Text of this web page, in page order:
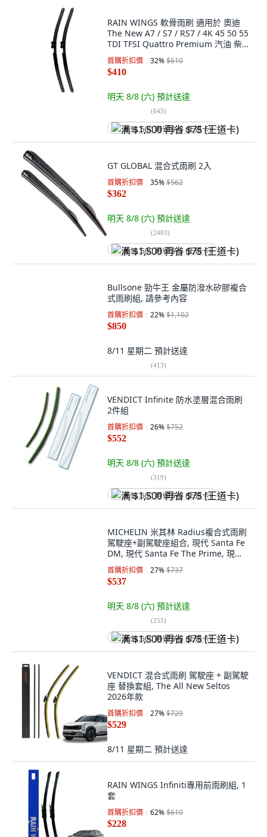
RAIN WINGS 軟骨雨刷 適用於 奧迪
The New A7 / S7 / RS7 / 4K 45 50 55
TDI TFSI Quattro Premium 汽油 柴
油 2020年款~至今, 奧迪 The New A7
/ S7 / RS7 (2020年至今)
首購折扣價 32%$610
$410
明天 8/8 (六) 預計送達
(645)
满 $1,500 再省 $75 (王道卡)
GT GLOBAL 混合式雨刷 2入
首購折扣價 35%$562
$362
明天 8/8 (六) 預計送達
(2493)
满 $1,500 再省 $75 (王道卡)
Bullsone 勁牛王 金屬防潑水矽膠複合
式雨刷組, 請參考內容
首購折扣價 22%$1,102
$850
8/11 星期二 預計送達
(413)
VENDICT Infinite 防水塗層混合雨刷
2件組
首購折扣價 26%$752
$552
明天 8/8 (六) 預計送達
(319)
满 $1,500 再省 $75 (王道卡)
MICHELIN 米其林 Radius複合式雨刷
駕駛座+副駕駛座組合, 現代 Santa Fe
DM, 現代 Santa Fe The Prime, 現代
Maxcruz
首購折扣價 27%$737
$537
明天 8/8 (六) 預計送達
(255)
满 $1,500 再省 $75 (王道卡)
VENDICT 混合式雨刷 駕駛座 + 副駕駛
座 替換套組, The All New Seltos
2026年款
首購折扣價 27%$729
$529
8/11 星期二 預計送達
RAIN WINGS Infiniti專用前雨刷組, 1
套
首購折扣價 62%$610
$228